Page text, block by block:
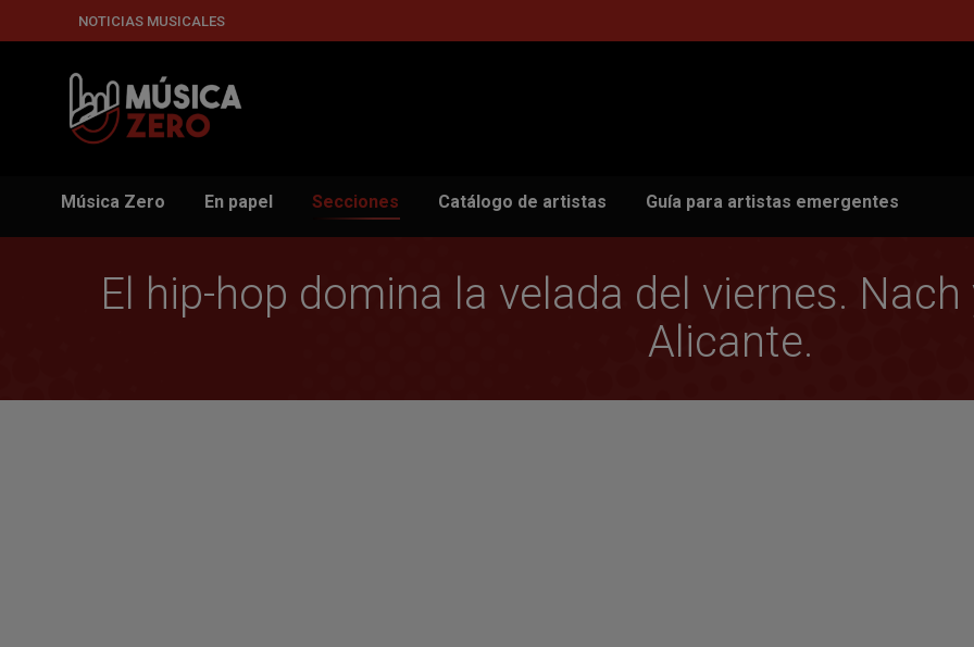
NOTICIAS MUSICALES
Música Zero En papel Secciones Catálogo de artistas Guía para artistas emergentes
El hip-hop domina la velada del viernes.
Alicante.